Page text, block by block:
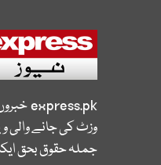
express.pk
وزٹ کی جانے والی
جملہ حقوق بحق